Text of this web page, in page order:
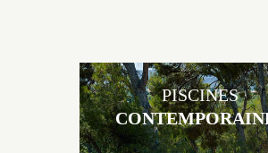
PISCINES